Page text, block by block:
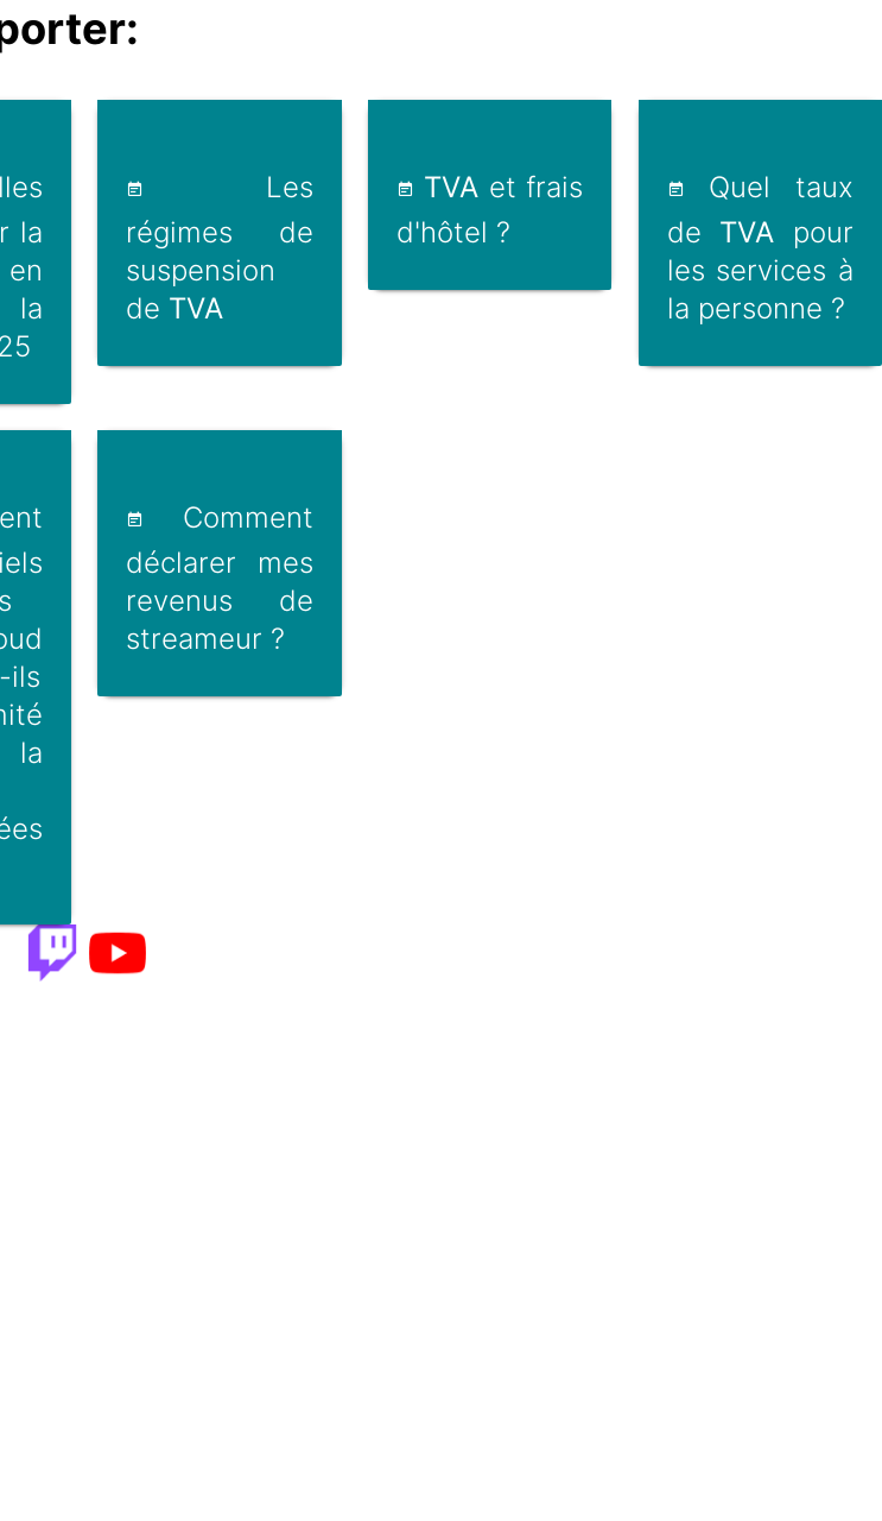
la
la
Les
régimes de
suspension
de TVA
TVA et frais
d'hôtel ?
Quel taux
de TVA pour
les services à
la personne ?
ils
la
Comment
déclarer mes
revenus de
streameur ?